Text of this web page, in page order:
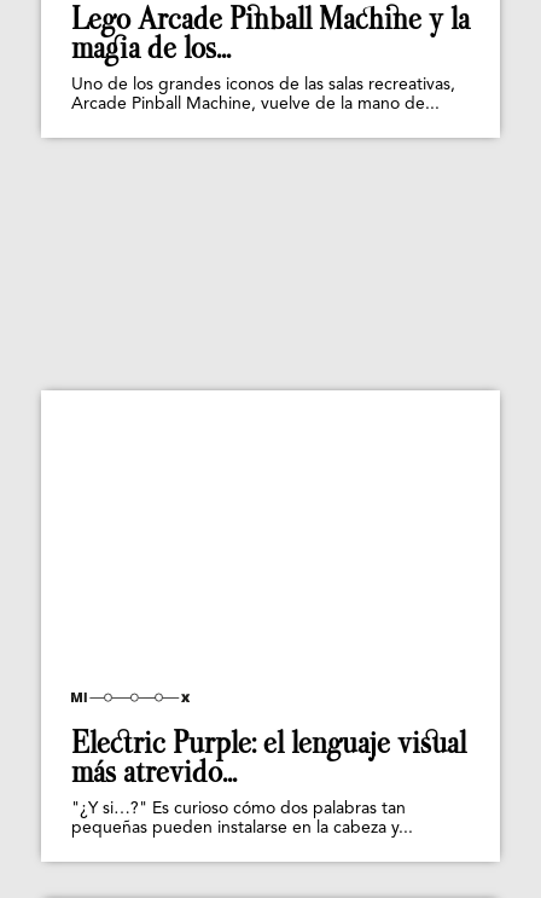
Lego Arcade Pinball Machine y la
magia de los...
Uno de los grandes iconos de las salas recreativas,
Arcade Pinball Machine, vuelve de la mano de...
Electric Purple: el lenguaje visual
más atrevido...
"¿Y si…?" Es curioso cómo dos palabras tan
pequeñas pueden instalarse en la cabeza y...